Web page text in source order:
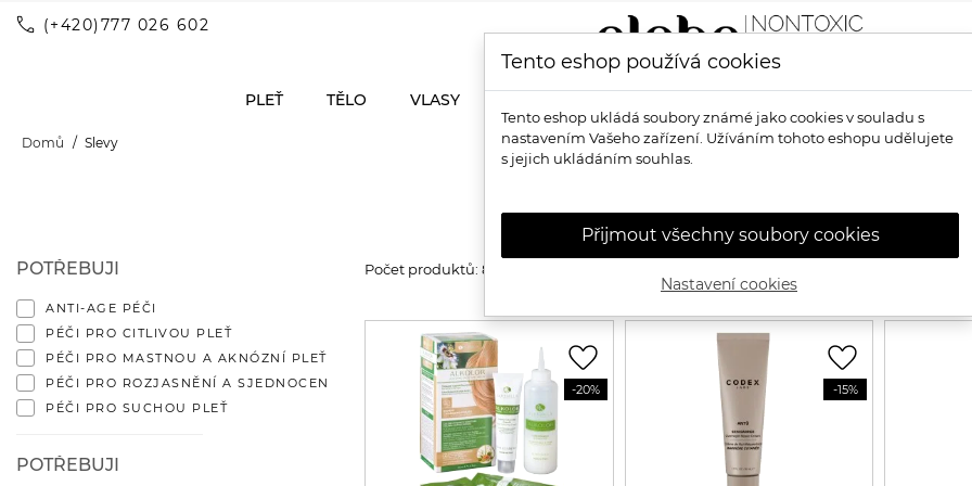
call (+420)777 026 602
PLEŤ TĚLO VLASY
Domů Slevy
Zlevněné produkty
POTŘEBUJI
ANTI-AGE PÉČI
PÉČI PRO CITLIVOU PLEŤ
PÉČI PRO MASTNOU A AKNÓZNÍ PLEŤ
PÉČI PRO ROZJASNĚNÍ A SJEDNOCENÍ
PÉČI PRO SUCHOU PLEŤ
POTŘEBUJI
Počet produktů: 82
-20%
favorite_border
-15%
favorite_border
Tento eshop používá cookies
Tento eshop ukládá soubory známé jako cookies v souladu s
nastavením Vašeho zařízení. Užíváním tohoto eshopu udělujete
s jejich ukládáním souhlas.
Přijmout všechny soubory cookies
Nastavení cookies